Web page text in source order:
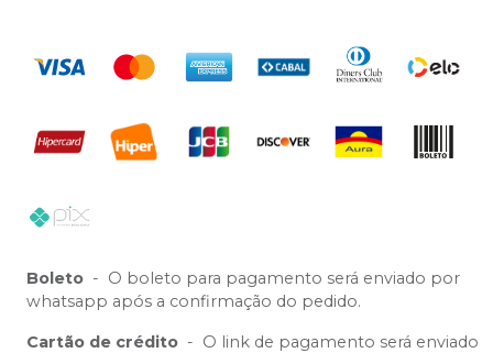
Boleto - O boleto para pagamento será enviado por
whatsapp após a confirmação do pedido.
Cartão de crédito - O link de pagamento será enviado